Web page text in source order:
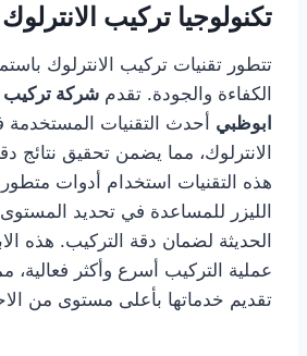
تكنولوجيا تركيب
تتطور تقنيات تركيب الانترلوك
الكفاءة والجودة. تقدم شركة تركيب
ابوظبي أحدث التقنيات
الانترلوك، مما يضمن تحقيق نتائج
هذه التقنيات استخدام أدوات
الليزر للمساعدة في تحديد
الحديثة لضمان دقة التركيب. هذه
عملية التركيب أسرع وأكثر فعالية،
تقديم خدماتها بأعلى مستوى من